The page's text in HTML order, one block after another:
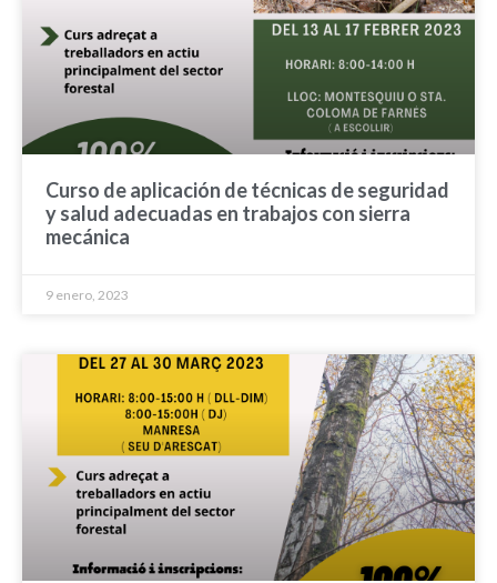
Curso de aplicación de técnicas de seguridad
y salud adecuadas en trabajos con sierra
mecánica
9 enero, 2023